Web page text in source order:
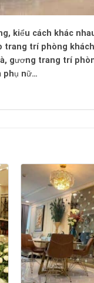
kiểu cách khác
trí phòng
gương trang trí
phụ nữ…